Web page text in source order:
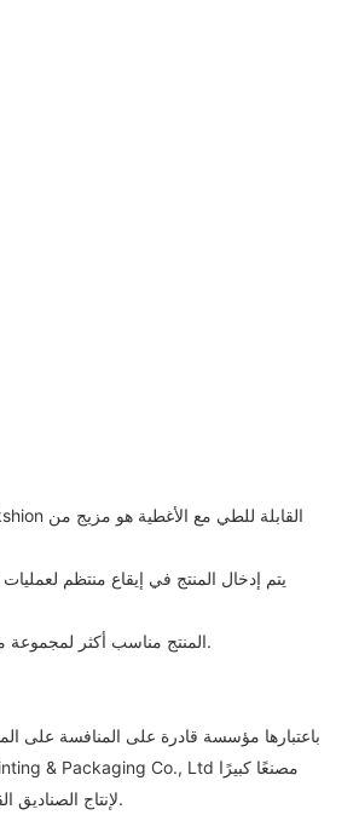
· المنتج مناسب أكثر لمجموعة متنوعة من المناسبات.
لإنتاج الصناديق القابلة للطي مع الأغطية.